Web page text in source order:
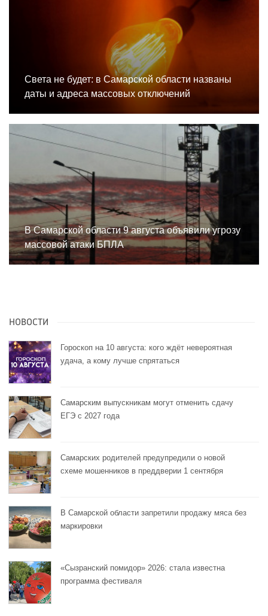
Света не будет: в Самарской области названы
даты и адреса массовых отключений
В Самарской области 9 августа объявили угрозу
массовой атаки БПЛА
НОВОСТИ
Гороскоп на 10 августа: кого ждёт невероятная
удача, а кому лучше спрятаться
Самарским выпускникам могут отменить сдачу
ЕГЭ с 2027 года
Самарских родителей предупредили о новой
схеме мошенников в преддверии 1 сентября
В Самарской области запретили продажу мяса без
маркировки
«Сызранский помидор» 2026: стала известна
программа фестиваля